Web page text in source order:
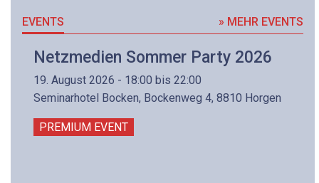
EVENTS » MEHR EVENTS
Netzmedien Sommer Party 2026
19. August 2026 - 18:00 bis 22:00
Seminarhotel Bocken, Bockenweg 4, 8810 Horgen
PREMIUM EVENT